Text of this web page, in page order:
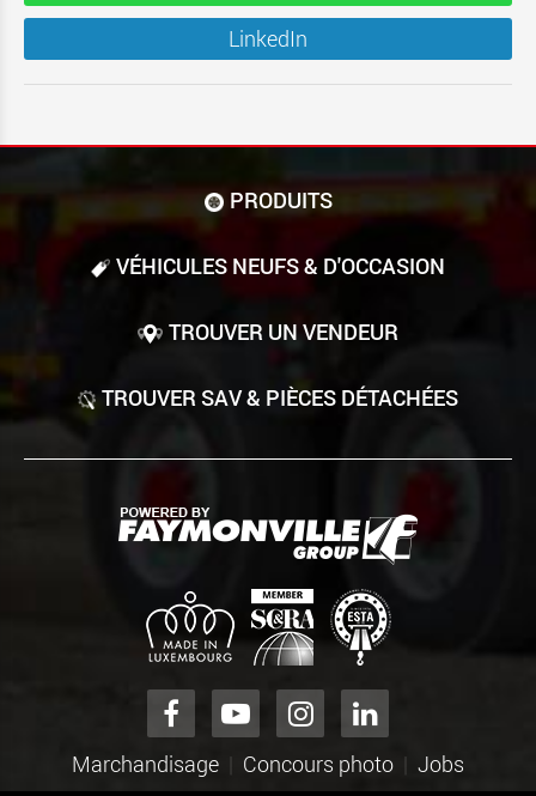
LinkedIn
PRODUITS
VÉHICULES NEUFS & D'OCCASION
TROUVER UN VENDEUR
TROUVER SAV & PIÈCES DÉTACHÉES
Marchandisage Concours photo Jobs